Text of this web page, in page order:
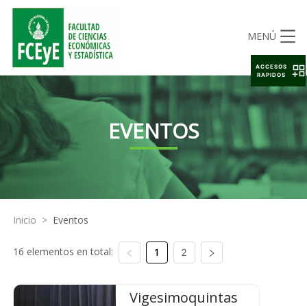
MENÚ
EVENTOS
Inicio > Eventos
16 elementos en total: 1 2
Vigesimoquintas
ACCESOS
RAPIDOS